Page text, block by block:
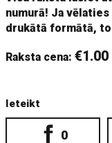
numurā! Ja
drukātā formātā,
Raksta cena:€1.00
Ieteikt
0